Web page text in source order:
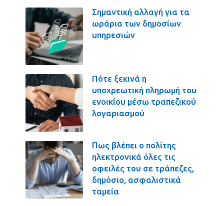
Σημαντική αλλαγή για τα
ωράρια των δημοσίων
υπηρεσιών
Πότε ξεκινά η
υποχρεωτική πληρωμή του
ενοικίου μέσω τραπεζικού
λογαριασμού
Πως βλέπει ο πολίτης
ηλεκτρονικά όλες τις
οφειλές του σε τράπεζες,
δημόσιο, ασφαλιστικά
ταμεία